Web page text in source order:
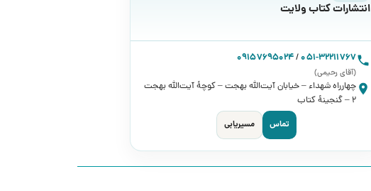
انتشارات کتاب ولایت
051-32211767
/
09157695024
(آقای رحیمی)
چهارراه شهداء – خیابان آیت‌الله بهجت – کوچۀ آیت‌الله بهجت
۲ – گنجینۀ کتاب
تماس مسیریابی